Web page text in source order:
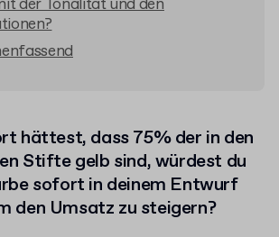
der Tonalität und den
hättest, dass 75% der in den
Stifte gelb sind, würdest du
sofort in deinem Entwurf
den Umsatz zu steigern?